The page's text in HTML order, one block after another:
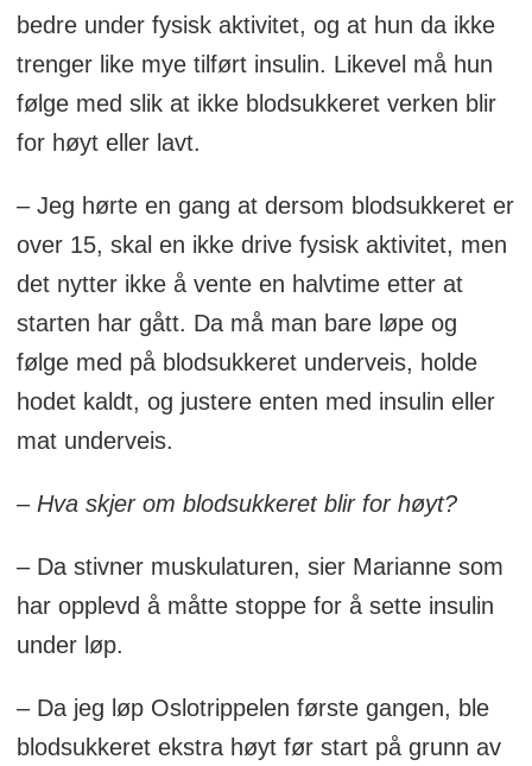
bedre under fysisk aktivitet, og at hun da ikke
trenger like mye tilført insulin. Likevel må hun
følge med slik at ikke blodsukkeret verken blir
for høyt eller lavt.
– Jeg hørte en gang at dersom blodsukkeret er
over 15, skal en ikke drive fysisk aktivitet, men
det nytter ikke å vente en halvtime etter at
starten har gått. Da må man bare løpe og
følge med på blodsukkeret underveis, holde
hodet kaldt, og justere enten med insulin eller
mat underveis.
– Hva skjer om blodsukkeret blir for høyt?
– Da stivner muskulaturen, sier Marianne som
har opplevd å måtte stoppe for å sette insulin
under løp.
– Da jeg løp Oslotrippelen første gangen, ble
blodsukkeret ekstra høyt før start på grunn av